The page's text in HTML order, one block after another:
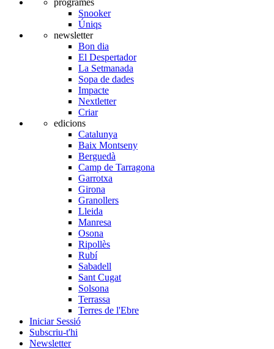
Snooker
Úniqs
newsletter
Bon dia
El Despertador
La Setmanada
Sopa de dades
Impacte
Nextletter
Criar
edicions
Catalunya
Baix Montseny
Berguedà
Camp de Tarragona
Garrotxa
Girona
Granollers
Lleida
Manresa
Osona
Ripollès
Rubí
Sabadell
Sant Cugat
Solsona
Terrassa
Terres de l'Ebre
Iniciar Sessió
Subscriu-t'hi
Newsletter